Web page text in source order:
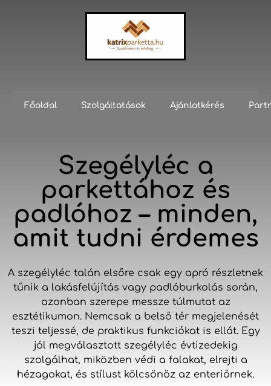
Főoldal Szolgáltatások Ajánlatkérés
Szegélyléc a
parkettához és
padlóhoz – minden,
amit tudni érdemes
A szegélyléc talán elsőre csak egy apró részletnek
tűnik a lakásfelújítás vagy padlóburkolás során,
azonban szerepe messze túlmutat az
esztétikumon. Nemcsak a belső tér megjelenését
teszi teljessé, de praktikus funkciókat is ellát. Egy
jól megválasztott szegélyléc évtizedekig
szolgálhat, miközben védi a falakat, elrejti a
hézagokat, és stílust kölcsönöz az enteriőrnek.